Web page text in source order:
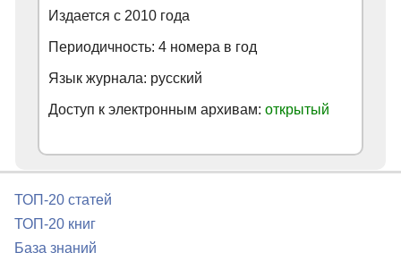
Издается с 2010 года
Периодичность: 4 номера в год
Язык журнала: русский
Доступ к электронным архивам: открытый
ТОП-20 статей
ТОП-20 книг
База знаний